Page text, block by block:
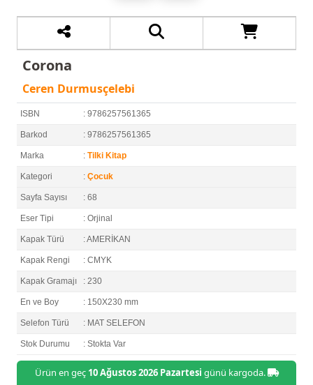
Corona
Ceren Durmusçelebi
ISBN : 9786257561365
Barkod : 9786257561365
Marka : Tilki Kitap
Kategori : Çocuk
Sayfa Sayısı : 68
Eser Tipi : Orjinal
Kapak Türü : AMERİKAN
Kapak Rengi : CMYK
Kapak Gramajı : 230
En ve Boy : 150X230 mm
Selefon Türü : MAT SELEFON
Stok Durumu : Stokta Var
Ürün en geç 10 Ağustos 2026 Pazartesi günü kargoda.